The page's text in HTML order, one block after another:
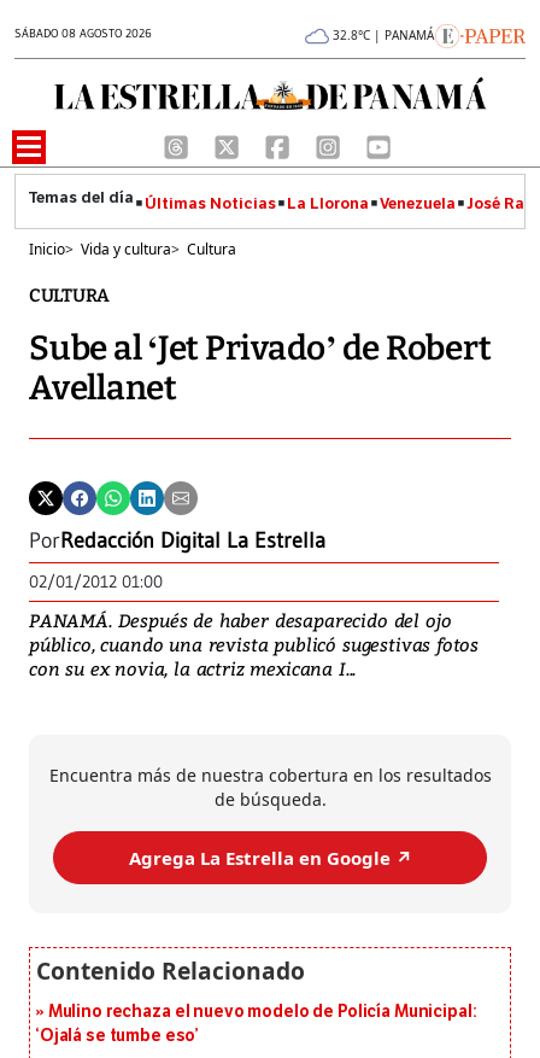
SÁBADO 08 AGOSTO 2026 32.8°C | PANAMÁ
Últimas Noticias La Llorona Venezuela José
Inicio> Vida y cultura> Cultura
CULTURA
Sube al ‘Jet Privado’ de Robert
Avellanet
PorRedacción Digital La Estrella
02/01/2012 01:00
PANAMÁ. Después de haber desaparecido del ojo
público, cuando una revista publicó sugestivas fotos
con su ex novia, la actriz mexicana I...
Encuentra más de nuestra cobertura en los resultados
de búsqueda.
Agrega La Estrella en Google ↗️
Mulino rechaza el nuevo modelo de Policía Municipal:
‘Ojalá se tumbe eso’